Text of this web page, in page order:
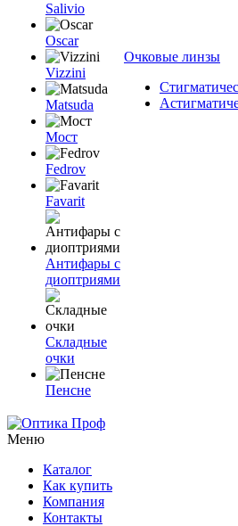
Salivio
Oscar
Vizzini
Matsuda
Мост
Fedrov
Favarit
Антифары с
диоптриями
Складные
очки
Пенсне
Очковые линзы
Меню
Каталог
Как купить
Компания
Контакты